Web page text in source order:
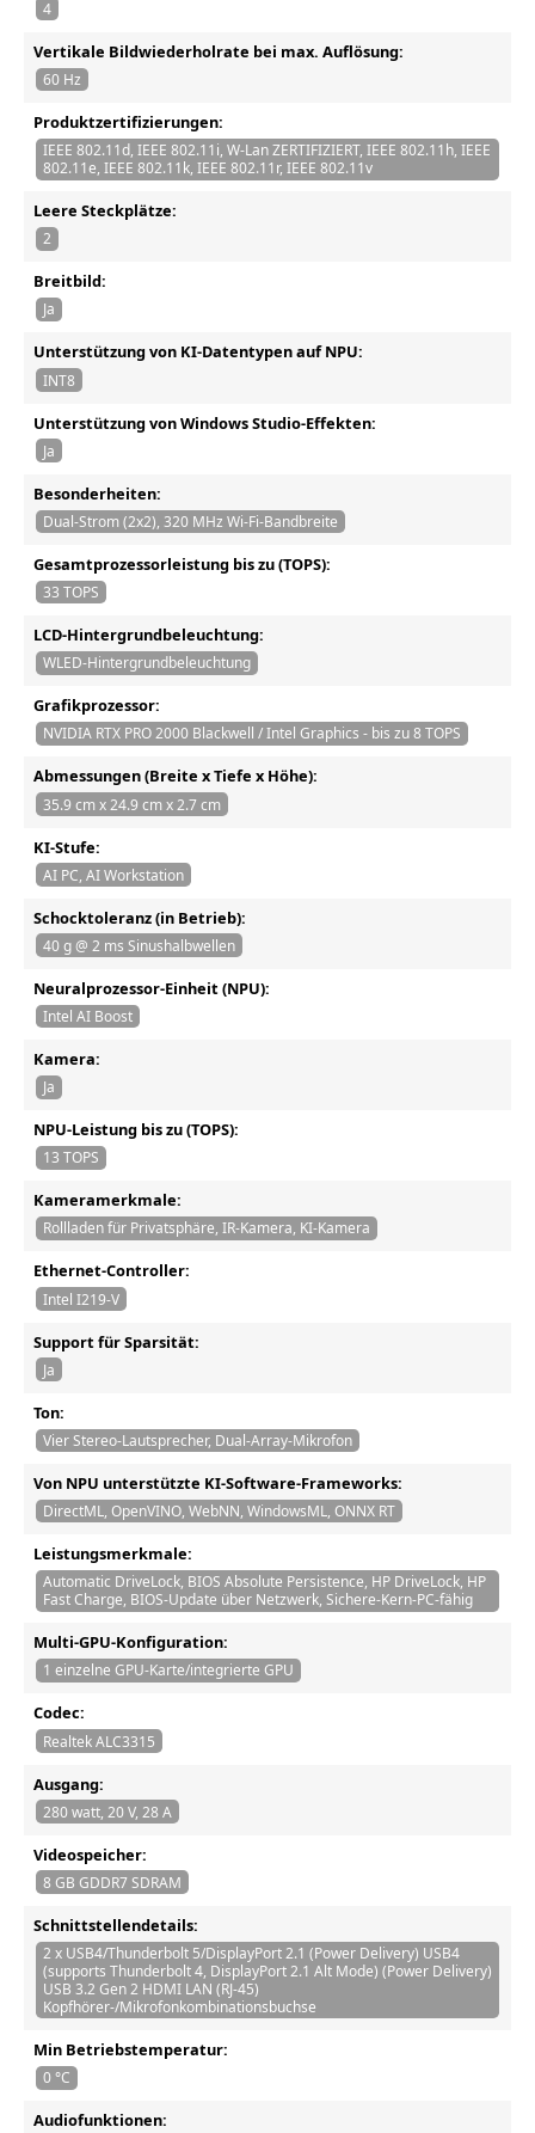
4
Vertikale Bildwiederholrate bei max. Auflösung:
60 Hz
Produktzertifizierungen:
IEEE 802.11d, IEEE 802.11i, W-Lan ZERTIFIZIERT, IEEE 802.11h, IEEE
802.11e, IEEE 802.11k, IEEE 802.11r, IEEE 802.11v
Leere Steckplätze:
2
Breitbild:
Ja
Unterstützung von KI-Datentypen auf NPU:
INT8
Unterstützung von Windows Studio-Effekten:
Ja
Besonderheiten:
Dual-Strom (2x2), 320 MHz Wi-Fi-Bandbreite
Gesamtprozessorleistung bis zu (TOPS):
33 TOPS
LCD-Hintergrundbeleuchtung:
WLED-Hintergrundbeleuchtung
Grafikprozessor:
NVIDIA RTX PRO 2000 Blackwell / Intel Graphics - bis zu 8 TOPS
Abmessungen (Breite x Tiefe x Höhe):
35.9 cm x 24.9 cm x 2.7 cm
KI-Stufe:
AI PC, AI Workstation
Schocktoleranz (in Betrieb):
40 g @ 2 ms Sinushalbwellen
Neuralprozessor-Einheit (NPU):
Intel AI Boost
Kamera:
Ja
NPU-Leistung bis zu (TOPS):
13 TOPS
Kameramerkmale:
Rollladen für Privatsphäre, IR-Kamera, KI-Kamera
Ethernet-Controller:
Intel I219-V
Support für Sparsität:
Ja
Ton:
Vier Stereo-Lautsprecher, Dual-Array-Mikrofon
Von NPU unterstützte KI-Software-Frameworks:
DirectML, OpenVINO, WebNN, WindowsML, ONNX RT
Leistungsmerkmale:
Automatic DriveLock, BIOS Absolute Persistence, HP DriveLock, HP
Fast Charge, BIOS-Update über Netzwerk, Sichere-Kern-PC-fähig
Multi-GPU-Konfiguration:
1 einzelne GPU-Karte/integrierte GPU
Codec:
Realtek ALC3315
Ausgang:
280 watt, 20 V, 28 A
Videospeicher:
8 GB GDDR7 SDRAM
Schnittstellendetails:
2 x USB4/Thunderbolt 5/DisplayPort 2.1 (Power Delivery) USB4
(supports Thunderbolt 4, DisplayPort 2.1 Alt Mode) (Power Delivery)
USB 3.2 Gen 2 HDMI LAN (RJ-45)
Kopfhörer-/Mikrofonkombinationsbuchse
Min Betriebstemperatur:
0 °C
Audiofunktionen: